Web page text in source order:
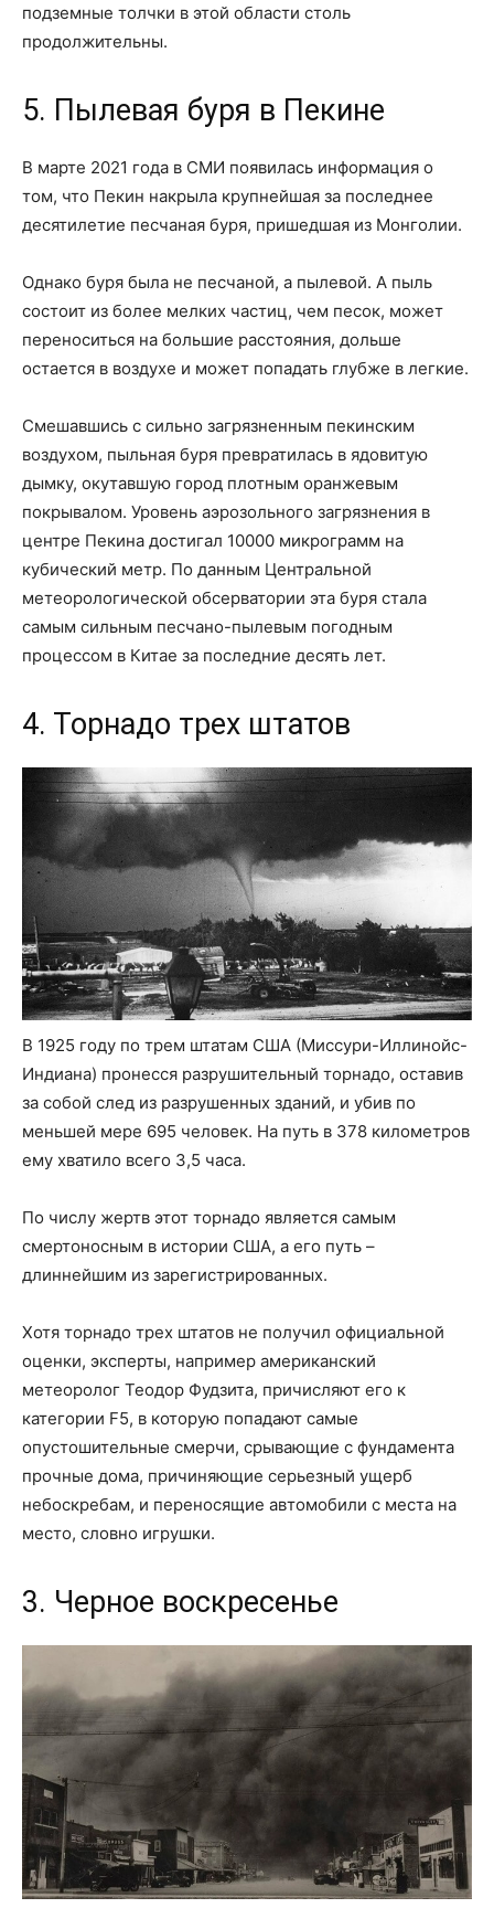
подземные толчки в этой области столь
продолжительны.
5. Пылевая буря в Пекине
В марте 2021 года в СМИ появилась информация о
том, что Пекин накрыла крупнейшая за последнее
десятилетие песчаная буря, пришедшая из Монголии.
Однако буря была не песчаной, а пылевой. А пыль
состоит из более мелких частиц, чем песок, может
переноситься на большие расстояния, дольше
остается в воздухе и может попадать глубже в легкие.
Смешавшись с сильно загрязненным пекинским
воздухом, пыльная буря превратилась в ядовитую
дымку, окутавшую город плотным оранжевым
покрывалом. Уровень аэрозольного загрязнения в
центре Пекина достигал 10000 микрограмм на
кубический метр. По данным Центральной
метеорологической обсерватории эта буря стала
самым сильным песчано-пылевым погодным
процессом в Китае за последние десять лет.
4. Торнадо трех штатов
В 1925 году по трем штатам США (Миссури-Иллинойс-
Индиана) пронесся разрушительный торнадо, оставив
за собой след из разрушенных зданий, и убив по
меньшей мере 695 человек. На путь в 378 километров
ему хватило всего 3,5 часа.
По числу жертв этот торнадо является самым
смертоносным в истории США, а его путь –
длиннейшим из зарегистрированных.
Хотя торнадо трех штатов не получил официальной
оценки, эксперты, например американский
метеоролог Теодор Фудзита, причисляют его к
категории F5, в которую попадают самые
опустошительные смерчи, срывающие с фундамента
прочные дома, причиняющие серьезный ущерб
небоскребам, и переносящие автомобили с места на
место, словно игрушки.
3. Черное воскресенье